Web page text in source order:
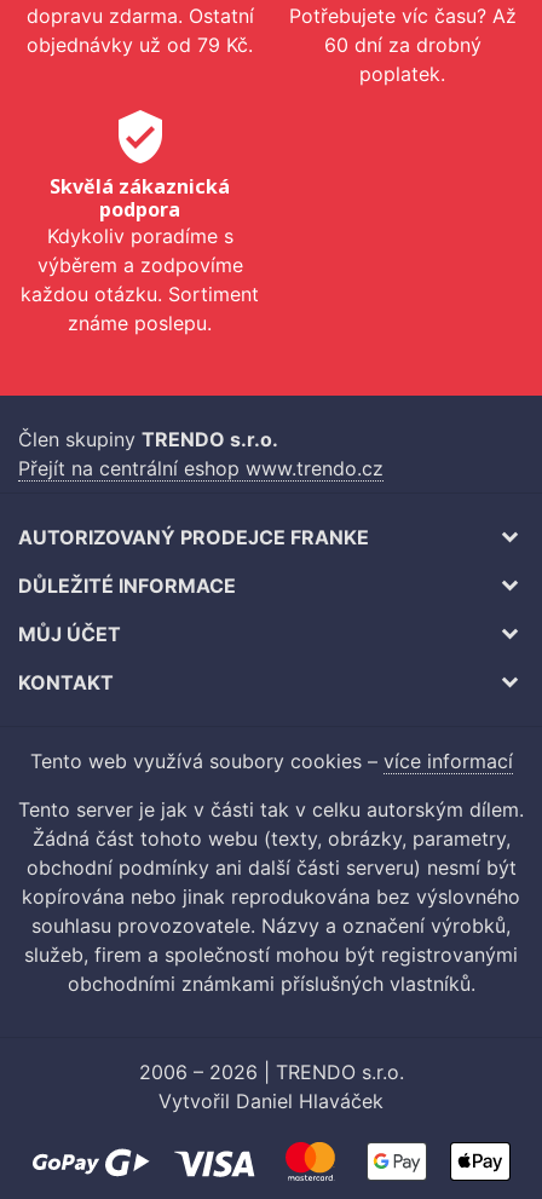
dopravu zdarma. Ostatní
objednávky už od 79 Kč.
Potřebujete víc času? Až
60 dní za drobný
poplatek.
verified_user
Skvělá zákaznická
podpora
Kdykoliv poradíme s
výběrem a zodpovíme
každou otázku. Sortiment
známe poslepu.
Člen skupiny TRENDO s.r.o.
Přejít na centrální eshop www.trendo.cz
AUTORIZOVANÝ PRODEJCE FRANKE
DŮLEŽITÉ INFORMACE
MŮJ ÚČET
KONTAKT
Tento web využívá soubory cookies – více informací
Tento server je jak v části tak v celku autorským dílem.
Žádná část tohoto webu (texty, obrázky, parametry,
obchodní podmínky ani další části serveru) nesmí být
kopírována nebo jinak reprodukována bez výslovného
souhlasu provozovatele. Názvy a označení výrobků,
služeb, firem a společností mohou být registrovanými
obchodními známkami příslušných vlastníků.
2006 – 2026 | TRENDO s.r.o.
Vytvořil Daniel Hlaváček